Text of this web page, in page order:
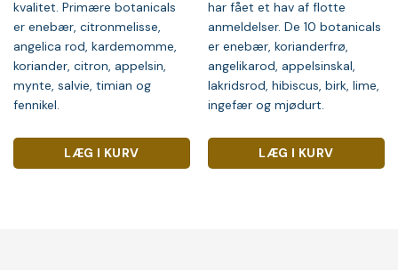
kvalitet. Primære botanicals
er enebær, citronmelisse,
angelica rod, kardemomme,
koriander, citron, appelsin,
mynte, salvie, timian og
fennikel.
LÆG I KURV
har fået et hav af flotte
anmeldelser. De 10 botanicals
er enebær, korianderfrø,
angelikarod, appelsinskal,
lakridsrod, hibiscus, birk, lime,
ingefær og mjødurt.
LÆG I KURV